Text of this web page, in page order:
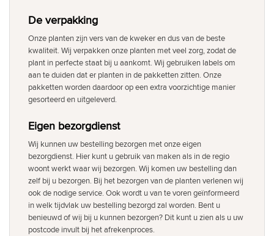
De verpakking
Onze planten zijn vers van de kweker en dus van de beste
kwaliteit. Wij verpakken onze planten met veel zorg, zodat de
plant in perfecte staat bij u aankomt. Wij gebruiken labels om
aan te duiden dat er planten in de pakketten zitten. Onze
pakketten worden daardoor op een extra voorzichtige manier
gesorteerd en uitgeleverd.
Eigen bezorgdienst
Wij kunnen uw bestelling bezorgen met onze eigen
bezorgdienst. Hier kunt u gebruik van maken als in de regio
woont werkt waar wij bezorgen. Wij komen uw bestelling dan
zelf bij u bezorgen. Bij het bezorgen van de planten verlenen wij
ook de nodige service. Ook wordt u van te voren geïnformeerd
in welk tijdvlak uw bestelling bezorgd zal worden. Bent u
benieuwd of wij bij u kunnen bezorgen? Dit kunt u zien als u uw
postcode invult bij het afrekenproces.